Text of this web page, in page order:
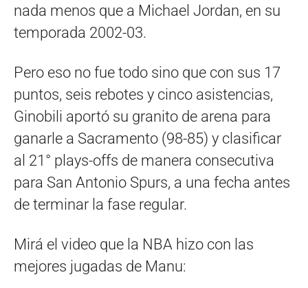
nada menos que a Michael Jordan, en su
temporada 2002-03.
Pero eso no fue todo sino que con sus 17
puntos, seis rebotes y cinco asistencias,
Ginobili aportó su granito de arena para
ganarle a Sacramento (98-85) y clasificar
al 21° plays-offs de manera consecutiva
para San Antonio Spurs, a una fecha antes
de terminar la fase regular.
Mirá el video que la NBA hizo con las
mejores jugadas de Manu: